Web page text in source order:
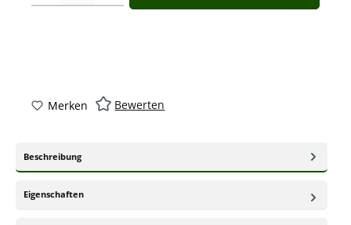
Merken Bewerten
Beschreibung
Eigenschaften